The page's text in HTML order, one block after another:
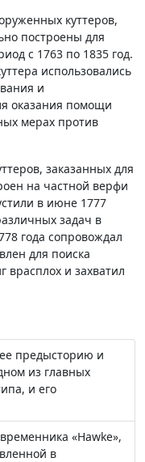
куттеров,
построены для
с 1763 по 1835 год.
использовались
и
оказания помощи
мерах против
заказанных для
на частной верфи
в июне 1777
задач в
года сопровождал
для поиска
врасплох и захватил
предысторию и
из главных
и его
«Hawke»,
в